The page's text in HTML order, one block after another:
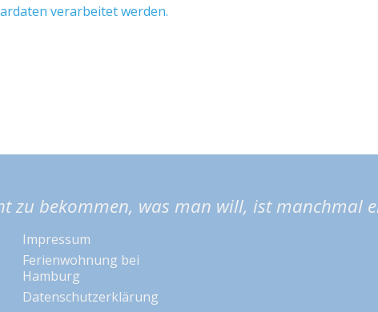
verarbeitet werden.
zu bekommen, was man will, ist manchmal
Impressum
Ferienwohnung bei
Hamburg
Datenschutzerklärung